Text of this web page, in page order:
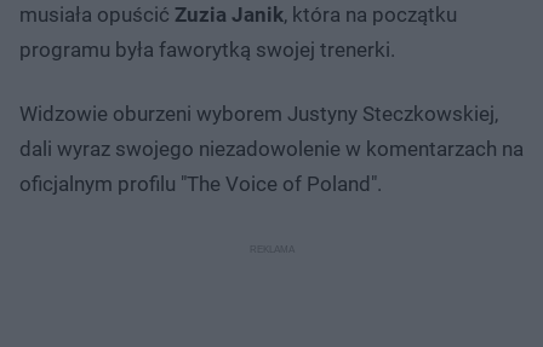
musiała opuścić Zuzia Janik, która na początku
programu była faworytką swojej trenerki.
Widzowie oburzeni wyborem Justyny Steczkowskiej,
dali wyraz swojego niezadowolenie w komentarzach na
oficjalnym profilu "The Voice of Poland".